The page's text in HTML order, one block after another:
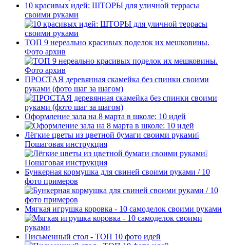
10 красивых идей: ШТОРЫ для уличной террасы
своими руками
ТОП 9 нереально красивых поделок их мешковины.
Фото архив
ПРОСТАЯ деревянная скамейка без спинки своими
руками (фото шаг за шагом)
Оформление зала на 8 марта в школе: 10 идей
Лёгкие цветы из цветной бумаги своими руками❕
Пошаговая инструкция
Бункерная кормушка для свиней своими руками / 10
фото примеров
Мягкая игрушка коровка - 10 самоделок своими руками
Письменный стол - ТОП 10 фото идей